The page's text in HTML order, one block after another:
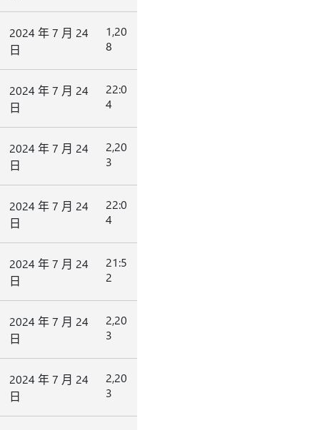
2024 年 7 月 24
日
1,20
8
2024 年 7 月 24
日
22:0
4
2024 年 7 月 24
日
2,20
3
2024 年 7 月 24
日
22:0
4
2024 年 7 月 24
日
21:5
2
2024 年 7 月 24
日
2,20
3
2024 年 7 月 24
日
2,20
3